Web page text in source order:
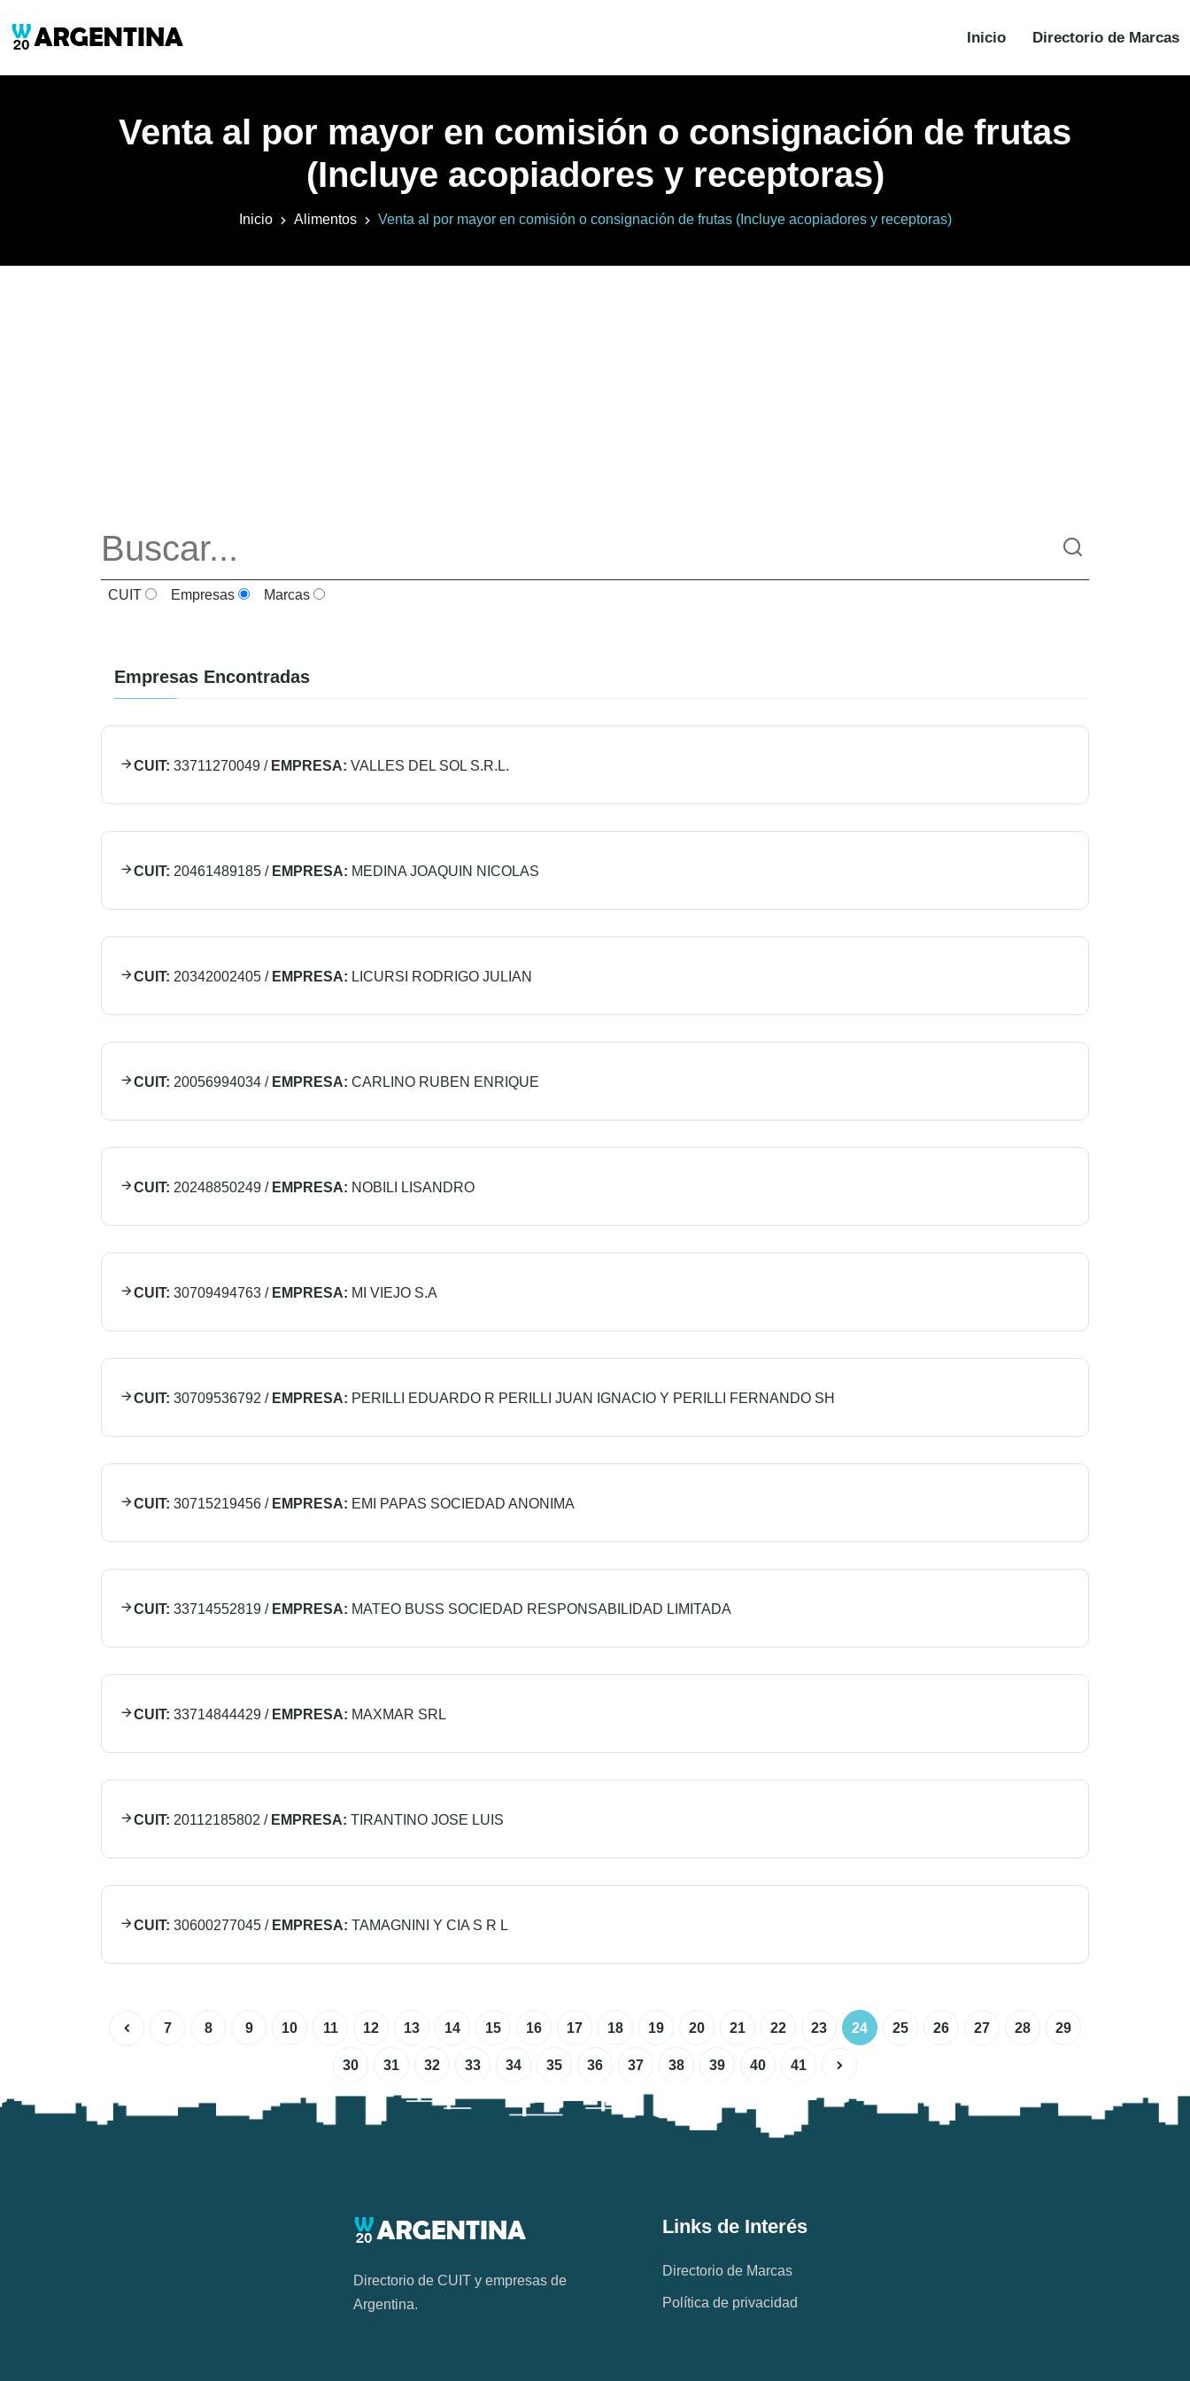
Inicio Directorio de Marcas
Venta al por mayor en comisión o consignación de frutas
(Incluye acopiadores y receptoras)
Inicio Alimentos Venta al por mayor en comisión o consignación de frutas (Incluye acopiadores y receptoras)
CUIT Empresas Marcas
Empresas Encontradas
CUIT: 33711270049 / EMPRESA: VALLES DEL SOL S.R.L.
CUIT: 20461489185 / EMPRESA: MEDINA JOAQUIN NICOLAS
CUIT: 20342002405 / EMPRESA: LICURSI RODRIGO JULIAN
CUIT: 20056994034 / EMPRESA: CARLINO RUBEN ENRIQUE
CUIT: 20248850249 / EMPRESA: NOBILI LISANDRO
CUIT: 30709494763 / EMPRESA: MI VIEJO S.A
CUIT: 30709536792 / EMPRESA: PERILLI EDUARDO R PERILLI JUAN IGNACIO Y PERILLI FERNANDO SH
CUIT: 30715219456 / EMPRESA: EMI PAPAS SOCIEDAD ANONIMA
CUIT: 33714552819 / EMPRESA: MATEO BUSS SOCIEDAD RESPONSABILIDAD LIMITADA
CUIT: 33714844429 / EMPRESA: MAXMAR SRL
CUIT: 20112185802 / EMPRESA: TIRANTINO JOSE LUIS
CUIT: 30600277045 / EMPRESA: TAMAGNINI Y CIA S R L
7 8 9 10 11 12 13 14 15 16 17 18 19 20 21 22 23 24 25 26 27 28 29
30 31 32 33 34 35 36 37 38 39 40 41
Directorio de CUIT y empresas de
Argentina.
Links de Interés
Directorio de Marcas
Política de privacidad